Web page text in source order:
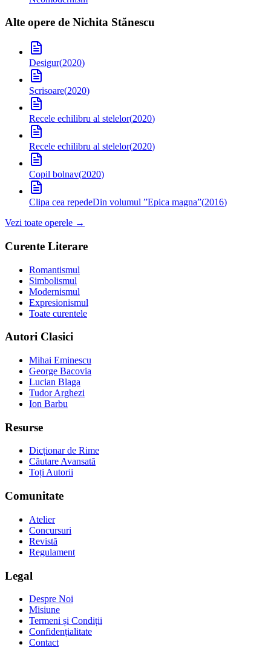
Alte opere de Nichita Stănescu
Desigur(2020)
Scrisoare(2020)
Recele echilibru al stelelor(2020)
Recele echilibru al stelelor(2020)
Copil bolnav(2020)
Clipa cea repedeDin volumul ”Epica magna”(2016)
Vezi toate operele →
Curente Literare
Romantismul
Simbolismul
Modernismul
Expresionismul
Toate curentele
Autori Clasici
Mihai Eminescu
George Bacovia
Lucian Blaga
Tudor Arghezi
Ion Barbu
Resurse
Dicționar de Rime
Căutare Avansată
Toți Autorii
Comunitate
Atelier
Concursuri
Revistă
Regulament
Legal
Despre Noi
Misiune
Termeni și Condiții
Confidențialitate
Contact